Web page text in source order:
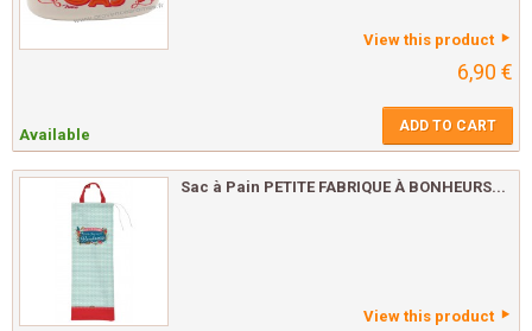
View this product
6,90 €
Available ADD TO CART
Sac à Pain PETITE FABRIQUE À BONHEURS...
View this product